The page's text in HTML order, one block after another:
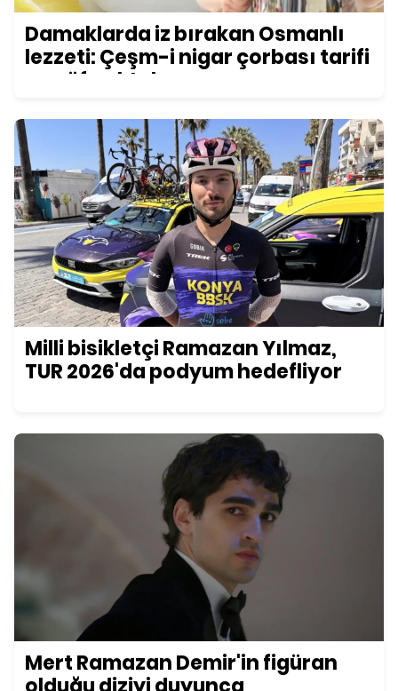
Damaklarda iz bırakan Osmanlı
lezzeti: Çeşm-i nigar çorbası tarifi
ve püf noktaları
Milli bisikletçi Ramazan Yılmaz,
TUR 2026'da podyum hedefliyor
Mert Ramazan Demir'in figüran